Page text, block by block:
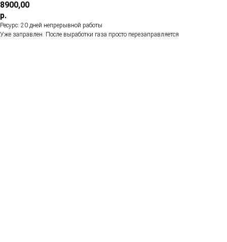
8900,00
р.
Ресурс: 20 дней непрерывной работы
Уже заправлен. После выработки газа просто перезаправляется